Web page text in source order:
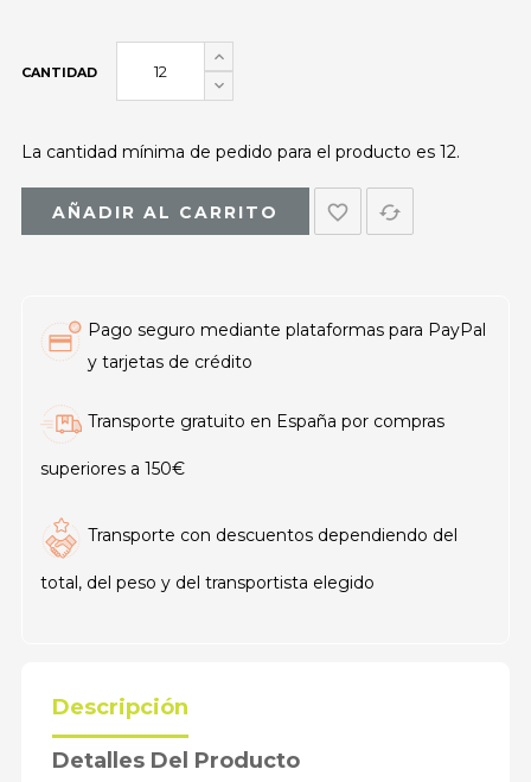
CANTIDAD
La cantidad mínima de pedido para el producto es 12.
AÑADIR AL CARRITO favorite_border cached
Pago seguro mediante plataformas para PayPal
y tarjetas de crédito
Transporte gratuito en España por compras
superiores a 150€
Transporte con descuentos dependiendo del
total, del peso y del transportista elegido
Descripción
Detalles Del Producto